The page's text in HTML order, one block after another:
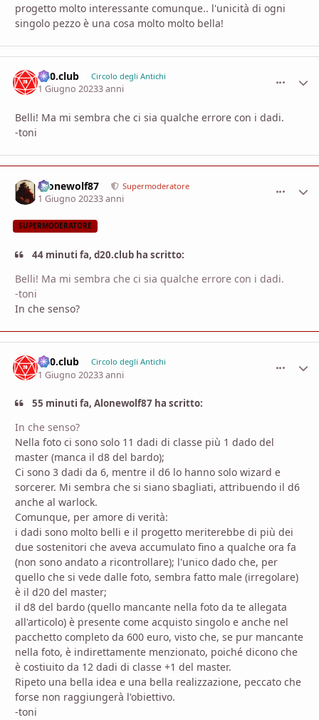
progetto molto interessante comunque.. l'unicità di ogni
singolo pezzo è una cosa molto molto bella!
d20.club Circolo degli Antichi
1 Giugno 20233 anni
Belli! Ma mi sembra che ci sia qualche errore con i dadi.
-toni
Alonewolf87 Supermoderatore
1 Giugno 20233 anni
SUPERMODERATORE
44 minuti fa, d20.club ha scritto:
Belli! Ma mi sembra che ci sia qualche errore con i dadi.
-toni
In che senso?
d20.club Circolo degli Antichi
1 Giugno 20233 anni
55 minuti fa, Alonewolf87 ha scritto:
In che senso?
Nella foto ci sono solo 11 dadi di classe più 1 dado del
master (manca il d8 del bardo);
Ci sono 3 dadi da 6, mentre il d6 lo hanno solo wizard e
sorcerer. Mi sembra che si siano sbagliati, attribuendo il d6
anche al warlock.
Comunque, per amore di verità:
i dadi sono molto belli e il progetto meriterebbe di più dei
due sostenitori che aveva accumulato fino a qualche ora fa
(non sono andato a ricontrollare); l'unico dado che, per
quello che si vede dalle foto, sembra fatto male (irregolare)
è il d20 del master;
il d8 del bardo (quello mancante nella foto da te allegata
all'articolo) è presente come acquisto singolo e anche nel
pacchetto completo da 600 euro, visto che, se pur mancante
nella foto, è indirettamente menzionato, poiché dicono che
è costiuito da 12 dadi di classe +1 del master.
Ripeto una bella idea e una bella realizzazione, peccato che
forse non raggiungerà l'obiettivo.
-toni